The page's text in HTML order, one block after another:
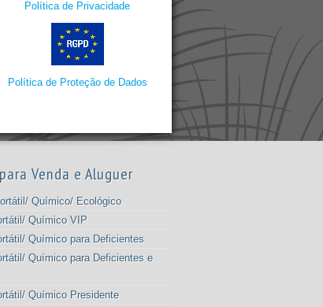
Política de Privacidade
Política de Proteção de Dados
Venda e Aluguer
Químico/ Ecológico
Químico VIP
Químico para Deficientes
Químico para Deficientes e
Químico Presidente